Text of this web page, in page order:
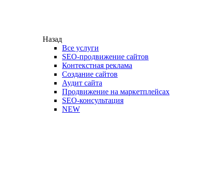
Назад
Все услуги
SEO-продвижение сайтов
Контекстная реклама
Создание сайтов
Аудит сайта
Продвижение на маркетплейсах
SEO-консультация
NEW